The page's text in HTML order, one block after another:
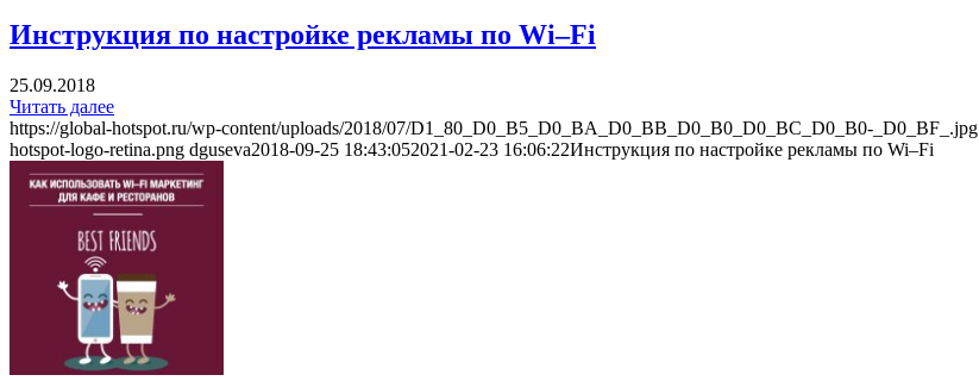
Инструкция по настройке рекламы по Wi–Fi
25.09.2018
Читать далее
https://global-hotspot.ru/wp-content/uploads/2018/07/D1_80_D0_B5_D0_BA_D0_BB_D0_B0_D0_BC_D0_B0-_D0_BF_.jpg
hotspot-logo-retina.png dguseva2018-09-25 18:43:052021-02-23 16:06:22Инструкция по настройке рекламы по Wi–Fi